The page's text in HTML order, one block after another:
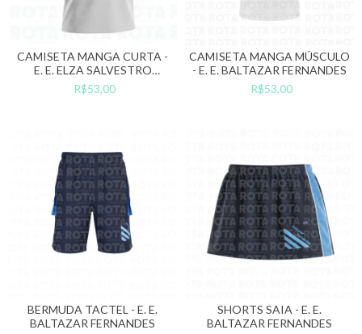
CAMISETA MANGA CURTA -
E. E. ELZA SALVESTRO
BONILHA
R$53,00
CAMISETA MANGA MÚSCULO
- E. E. BALTAZAR FERNANDES
R$53,00
BERMUDA TACTEL - E. E.
BALTAZAR FERNANDES
SHORTS SAIA - E. E.
BALTAZAR FERNANDES